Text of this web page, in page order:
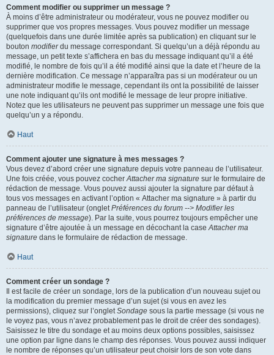
Comment modifier ou supprimer un message ?
À moins d’être administrateur ou modérateur, vous ne pouvez modifier ou
supprimer que vos propres messages. Vous pouvez modifier un message
(quelquefois dans une durée limitée après sa publication) en cliquant sur le
bouton modifierdu message correspondant. Si quelqu’un a déjà répondu au
message, un petit texte s’affichera en bas du message indiquant qu’il a été
modifié, le nombre de fois qu’il a été modifié ainsi que la date et l’heure de la
dernière modification. Ce message n’apparaîtra pas si un modérateur ou un
administrateur modifie le message, cependant ils ont la possibilité de laisser
une note indiquant qu’ils ont modifié le message de leur propre initiative.
Notez que les utilisateurs ne peuvent pas supprimer un message une fois que
quelqu’un y a répondu.
Haut
Comment ajouter une signature à mes messages ?
Vous devez d’abord créer une signature depuis votre panneau de l’utilisateur.
Une fois créée, vous pouvez cocherAttacher ma signature sur le formulaire de
rédaction de message. Vous pouvez aussi ajouter la signature par défaut à
tous vos messages en activant l’option « Attacher ma signature » à partir du
panneau de l’utilisateur (ongletPréférences du forum --> Modifier les
préférences de message). Par la suite, vous pourrez toujours empêcher une
signature d’être ajoutée à un message en décochant la caseAttacher ma
signature dans le formulaire de rédaction de message.
Haut
Comment créer un sondage ?
Il est facile de créer un sondage, lors de la publication d’un nouveau sujet ou
la modification du premier message d’un sujet (si vous en avez les
permissions), cliquez sur l’ongletSondage sous la partie message (si vous ne
le voyez pas, vous n’avez probablement pas le droit de créer des sondages).
Saisissez le titre du sondage et au moins deux options possibles, saisissez
une option par ligne dans le champ des réponses. Vous pouvez aussi indiquer
le nombre de réponses qu’un utilisateur peut choisir lors de son vote dans